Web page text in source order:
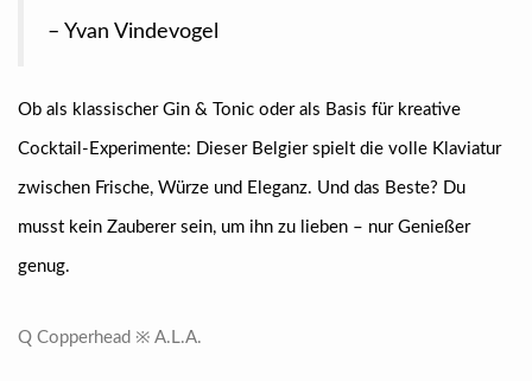
– Yvan Vindevogel
Ob als klassischer Gin & Tonic oder als Basis für kreative
Cocktail-Experimente: Dieser Belgier spielt die volle Klaviatur
zwischen Frische, Würze und Eleganz. Und das Beste? Du
musst kein Zauberer sein, um ihn zu lieben – nur Genießer
genug.
Q Copperhead ※ A.L.A.